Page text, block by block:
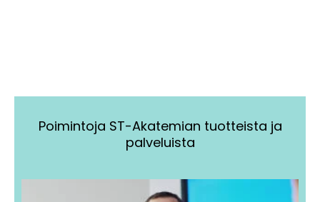
Poimintoja ST-Akatemian tuotteista ja
palveluista